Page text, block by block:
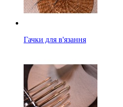
Гачки для в'язання